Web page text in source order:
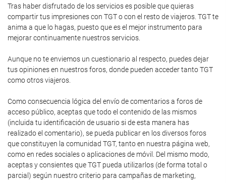
Tras haber disfrutado de los servicios es posible que quieras
compartir tus impresiones con TGT o con el resto de viajeros. TGT te
anima a que lo hagas, puesto que es el mejor instrumento para
mejorar continuamente nuestros servicios.
Aunque no te enviemos un cuestionario al respecto, puedes dejar
tus opiniones en nuestros foros, donde pueden acceder tanto TGT
como otros viajeros.
Como consecuencia lógica del envío de comentarios a foros de
acceso público, aceptas que todo el contenido de las mismos
(incluida tu identificación de usuario si de esta manera has
realizado el comentario), se pueda publicar en los diversos foros
que constituyen la comunidad TGT, tanto en nuestra página web,
como en redes sociales o aplicaciones de móvil. Del mismo modo,
aceptas y consientes que TGT pueda utilizarlos (de forma total o
parcial) según nuestro criterio para campañas de marketing,